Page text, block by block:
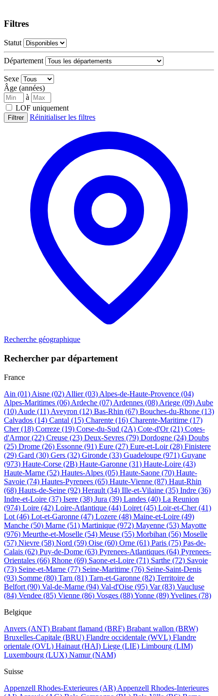
Filtres
Statut
Département
Sexe
Âge (années)
à
LOF uniquement
Filtrer Réinitialiser les filtres
Recherche géographique
Rechercher par département
France
Ain (01) Aisne (02) Allier(03) Alpes-de-Haute-Provence (04)
Alpes-Maritimes (06) Ardeche (07) Ardennes (08) Ariege (09) Aube
(10) Aude (11) Aveyron (12) Bas-Rhin (67) Bouches-du-Rhone (13)
Calvados (14) Cantal (15) Charente (16) Charente-Maritime (17)
Cher(18) Correze (19) Corse-du-Sud (2A) Cote-d'Or(21) Cotes-
d'Armor(22) Creuse (23) Deux-Sevres (79) Dordogne (24) Doubs
(25) Drome (26) Essonne (91) Eure (27) Eure-et-Loir(28) Finistere
(29) Gard (30) Gers (32) Gironde (33) Guadeloupe (971) Guyane
(973) Haute-Corse (2B) Haute-Garonne (31) Haute-Loire (43)
Haute-Marne (52) Hautes-Alpes (05) Haute-Saone (70) Haute-
Savoie (74) Hautes-Pyrenees (65) Haute-Vienne (87) Haut-Rhin
(68) Hauts-de-Seine (92) Herault (34) Ille-et-Vilaine (35) Indre (36)
Indre-et-Loire (37) Isere (38) Jura (39) Landes (40) La Reunion
(974) Loire (42) Loire-Atlantique (44) Loiret (45) Loir-et-Cher(41)
Lot (46) Lot-et-Garonne (47) Lozere (48) Maine-et-Loire (49)
Manche (50) Marne (51) Martinique (972) Mayenne (53) Mayotte
(976) Meurthe-et-Moselle (54) Meuse (55) Morbihan (56) Moselle
(57) Nievre (58) Nord (59) Oise (60) Orne (61) Paris (75) Pas-de-
Calais (62) Puy-de-Dome (63) Pyrenees-Atlantiques (64) Pyrenees-
Orientales (66) Rhone (69) Saone-et-Loire (71) Sarthe (72) Savoie
(73) Seine-et-Marne (77) Seine-Maritime (76) Seine-Saint-Denis
(93) Somme (80) Tarn (81) Tarn-et-Garonne (82) Territoire de
Belfort (90) Val-de-Marne (94) Val-d'Oise (95) Var(83) Vaucluse
(84) Vendee (85) Vienne (86) Vosges (88)Yonne (89)Yvelines (78)
Belgique
Anvers (ANT) Brabant flamand (BRF) Brabant wallon (BRW)
Bruxelles-Capitale (BRU) Flandre occidentale (WVL) Flandre
orientale (OVL) Hainaut (HAI) Liege (LIE) Limbourg (LIM)
Luxembourg (LUX) Namur(NAM)
Suisse
Appenzell Rhodes-Exterieures (AR) Appenzell Rhodes-Interieures